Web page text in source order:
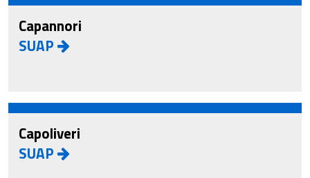
Capannori
SUAP
Capoliveri
SUAP